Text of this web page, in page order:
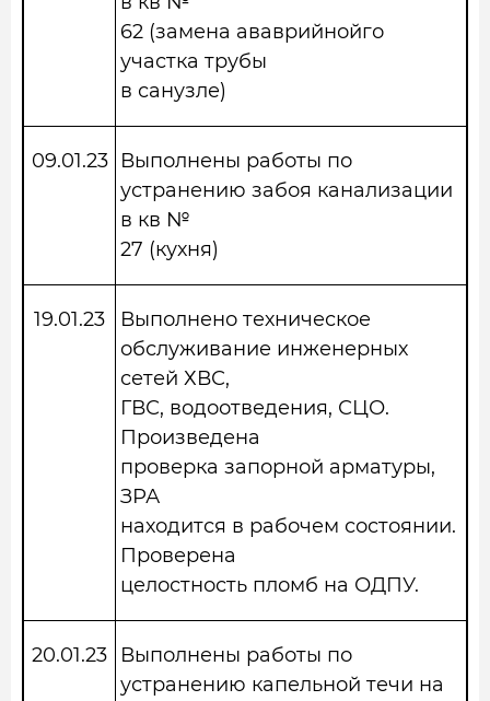
62 (замена ававрийнойго
участка трубы
в санузле)
09.01.23
Выполнены работы по
устранению забоя канализации
в кв №
27 (кухня)
19.01.23
Выполнено техническое
обслуживание инженерных
сетей ХВС,
ГВС, водоотведения, СЦО.
Произведена
проверка запорной арматуры,
ЗРА
находится в рабочем состоянии.
Проверена
целостность пломб на ОДПУ.
20.01.23
Выполнены работы по
устранению капельной течи на